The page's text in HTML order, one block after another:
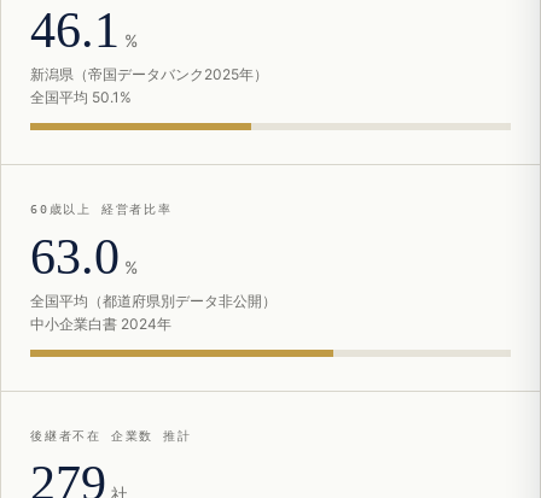
46.1 %
新潟県（帝国データバンク2025年）
全国平均 50.1%
60歳以上 経営者比率
63.0 %
全国平均（都道府県別データ非公開）
中小企業白書 2024年
後継者不在 企業数 推計
279 社